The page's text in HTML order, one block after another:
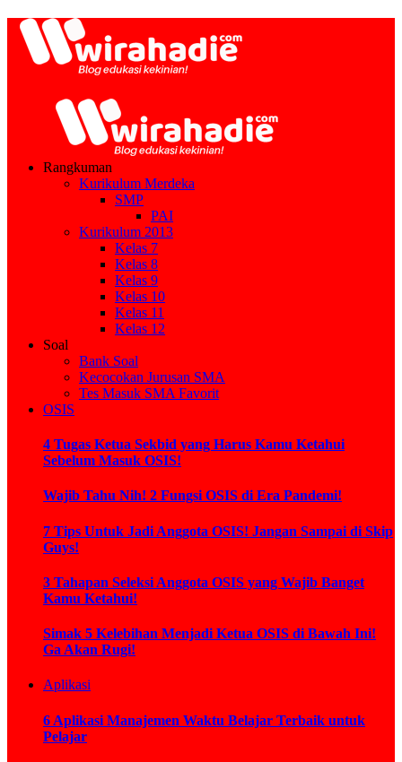
Rangkuman
Kurikulum Merdeka
SMP
PAI
Kurikulum 2013
Kelas 7
Kelas 8
Kelas 9
Kelas 10
Kelas 11
Kelas 12
Soal
Bank Soal
Kecocokan Jurusan SMA
Tes Masuk SMA Favorit
OSIS
4 Tugas Ketua Sekbid yang Harus Kamu Ketahui
Sebelum Masuk OSIS!
Wajib Tahu Nih! 2 Fungsi OSIS di Era Pandemi!
7 Tips Untuk Jadi Anggota OSIS! Jangan Sampai di Skip
Guys!
3 Tahapan Seleksi Anggota OSIS yang Wajib Banget
Kamu Ketahui!
Simak 5 Kelebihan Menjadi Ketua OSIS di Bawah Ini!
Ga Akan Rugi!
Aplikasi
6 Aplikasi Manajemen Waktu Belajar Terbaik untuk
Pelajar